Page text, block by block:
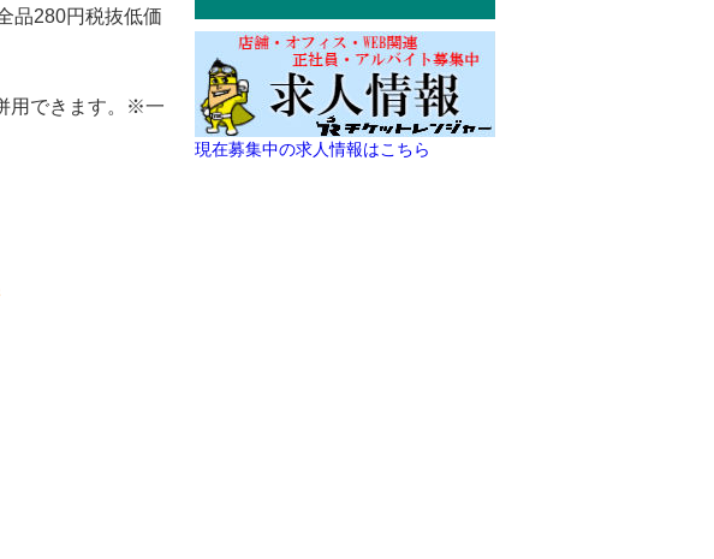
品280円税抜低価
用できます。※一
現在募集中の求人情報はこちら